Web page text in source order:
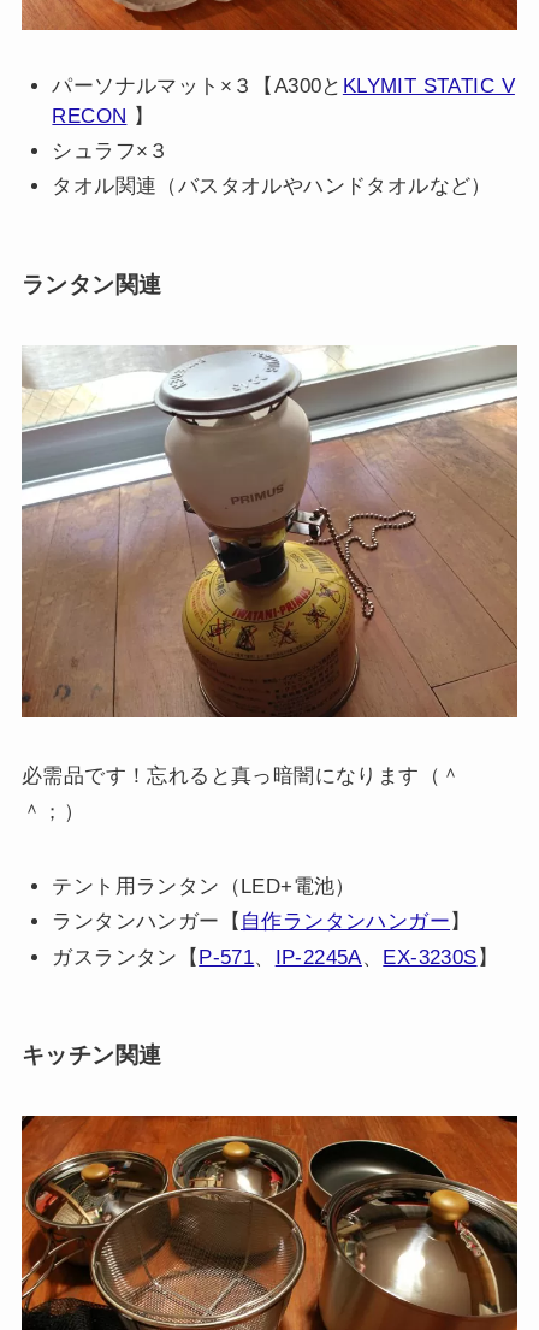
パーソナルマット×３【A300と KLYMIT STATIC V
RECON 】
シュラフ×３
タオル関連（バスタオルやハンドタオルなど）
ランタン関連
必需品です！忘れると真っ暗闇になります（＾
＾；）
テント用ランタン（LED+電池）
ランタンハンガー【 自作ランタンハンガー 】
ガスランタン【 P-571、 IP-2245A、 EX-3230S 】
キッチン関連